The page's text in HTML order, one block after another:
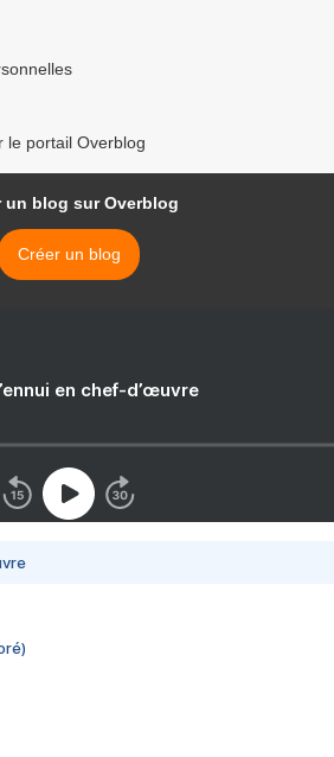
le portail Overblog
un blog sur Overblog
Créer un blog
en chef-d’œuvre